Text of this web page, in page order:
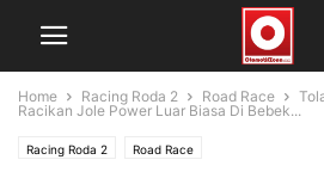
Home Racing Roda 2 Road Race
Racikan Jole Power Luar Biasa Di Bebek...
Racing Roda 2 Road Race